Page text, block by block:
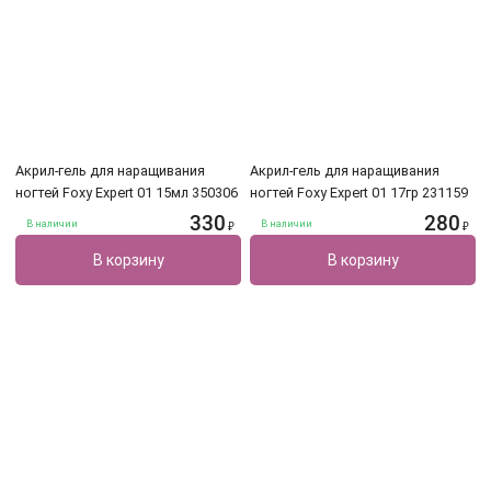
Акрил-гель для наращивания
ногтей Foxy Expert 01 15мл 350306
В наличии 330 ₽
В корзину
Акрил-гель для наращивания
ногтей Foxy Expert 01 17гр 231159
В наличии 280 ₽
В корзину